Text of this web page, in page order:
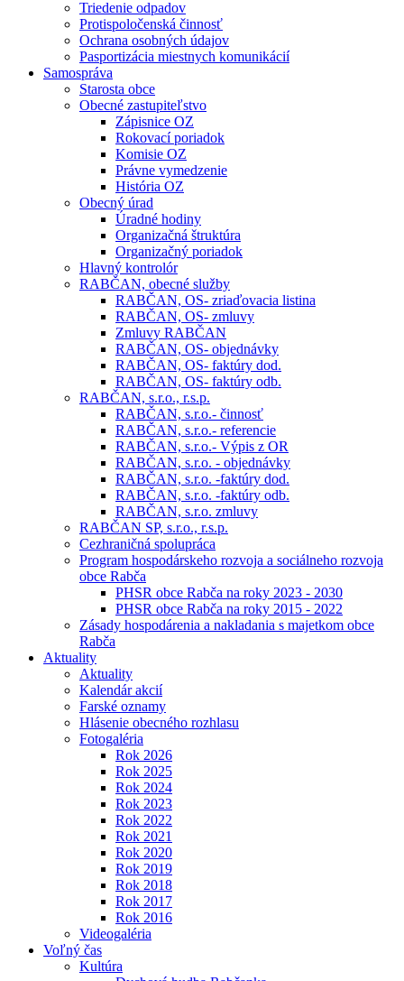
Triedenie odpadov
Protispoločenská činnosť
Ochrana osobných údajov
Pasportizácia miestnych komunikácií
Samospráva
Starosta obce
Obecné zastupiteľstvo
Zápisnice OZ
Rokovací poriadok
Komisie OZ
Právne vymedzenie
História OZ
Obecný úrad
Úradné hodiny
Organizačná štruktúra
Organizačný poriadok
Hlavný kontrolór
RABČAN, obecné služby
RABČAN, OS- zriaďovacia listina
RABČAN, OS- zmluvy
Zmluvy RABČAN
RABČAN, OS- objednávky
RABČAN, OS- faktúry dod.
RABČAN, OS- faktúry odb.
RABČAN, s.r.o., r.s.p.
RABČAN, s.r.o.- činnosť
RABČAN, s.r.o.- referencie
RABČAN, s.r.o.- Výpis z OR
RABČAN, s.r.o. - objednávky
RABČAN, s.r.o. -faktúry dod.
RABČAN, s.r.o. -faktúry odb.
RABČAN, s.r.o. zmluvy
RABČAN SP, s.r.o., r.s.p.
Cezhraničná spolupráca
Program hospodárskeho rozvoja a sociálneho rozvoja
obce Rabča
PHSR obce Rabča na roky 2023 - 2030
PHSR obce Rabča na roky 2015 - 2022
Zásady hospodárenia a nakladania s majetkom obce
Rabča
Aktuality
Aktuality
Kalendár akcií
Farské oznamy
Hlásenie obecného rozhlasu
Fotogaléria
Rok 2026
Rok 2025
Rok 2024
Rok 2023
Rok 2022
Rok 2021
Rok 2020
Rok 2019
Rok 2018
Rok 2017
Rok 2016
Videogaléria
Voľný čas
Kultúra